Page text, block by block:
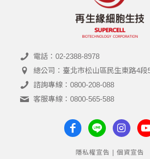
電話：02-2388-8978
總公司：臺北市松山區民生東路4段
諮詢專線：0800-208-088
客服專線：0800-565-588
隱私權宣告 | 個資宣告